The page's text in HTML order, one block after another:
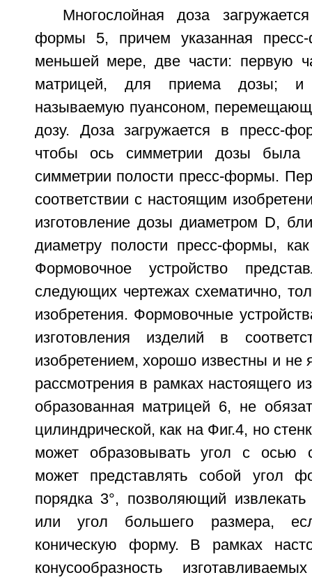
Многослойная доза
формы 5, причем указанная
меньшей мере, две части: первую
матрицей, для приема дозы;
называемую пуансоном,
дозу. Доза загружается в пресс-
чтобы ось симметрии дозы была
симметрии полости пресс-формы.
соответствии с настоящим
изготовление дозы диаметром D,
диаметру полости пресс-формы,
Формовочное устройство
следующих чертежах схематично,
изобретения. Формовочные
изготовления изделий в
изобретением, хорошо известны и не
рассмотрения в рамках настоящего
образованная матрицей 6, не
цилиндрической, как на Фиг.4, но
может образовывать угол с осью
может представлять собой угол
порядка 3°, позволяющий
или угол большего размера,
коническую форму. В рамках
конусообразность